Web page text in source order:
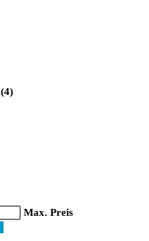
(4)
Max. Preis